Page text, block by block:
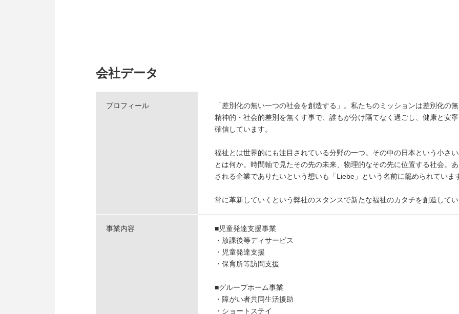
会社データ
プロフィール
「差別化の無い一つの社会を創造する」。私たちのミッションは差別化の
精神的・社会的差別を無くす事で、誰もが分け隔てなく過ごし、健康と安
確信しています。
福祉とは世界的にも注目されている分野の一つ。その中の日本という小さ
とは何か。時間軸で見たその先の未来、物理的なその先に位置する社会。
される企業でありたいという想いも「Liebe」という名前に籠められていま
常に革新していくという弊社のスタンスで新たな福祉のカタチを創造して
事業内容
■児童発達支援事業
・放課後等ディサービス
・児童発達支援
・保育所等訪問支援
■グループホーム事業
・障がい者共同生活援助
・ショートステイ